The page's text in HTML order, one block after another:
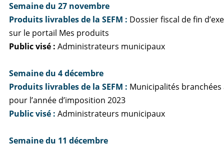
Semaine du 27 novembre
Produits livrables de la SEFM : Dossier fiscal de fin
sur le portail Mes produits
Public visé : Administrateurs municipaux
Semaine du 4 décembre
Produits livrables de la SEFM : Municipalités
pour l’année d’imposition 2023
Public visé : Administrateurs municipaux
Semaine du 11 décembre